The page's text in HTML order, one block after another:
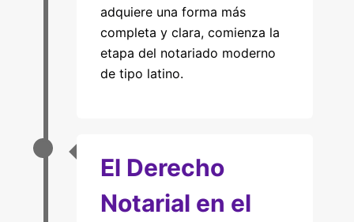
adquiere una forma más
completa y clara, comienza la
etapa del notariado moderno
de tipo latino.
El Derecho
Notarial en el